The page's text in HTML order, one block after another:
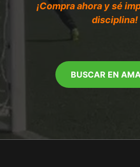
¡Compra ahora y sé
disciplina!
BUSCAR EN